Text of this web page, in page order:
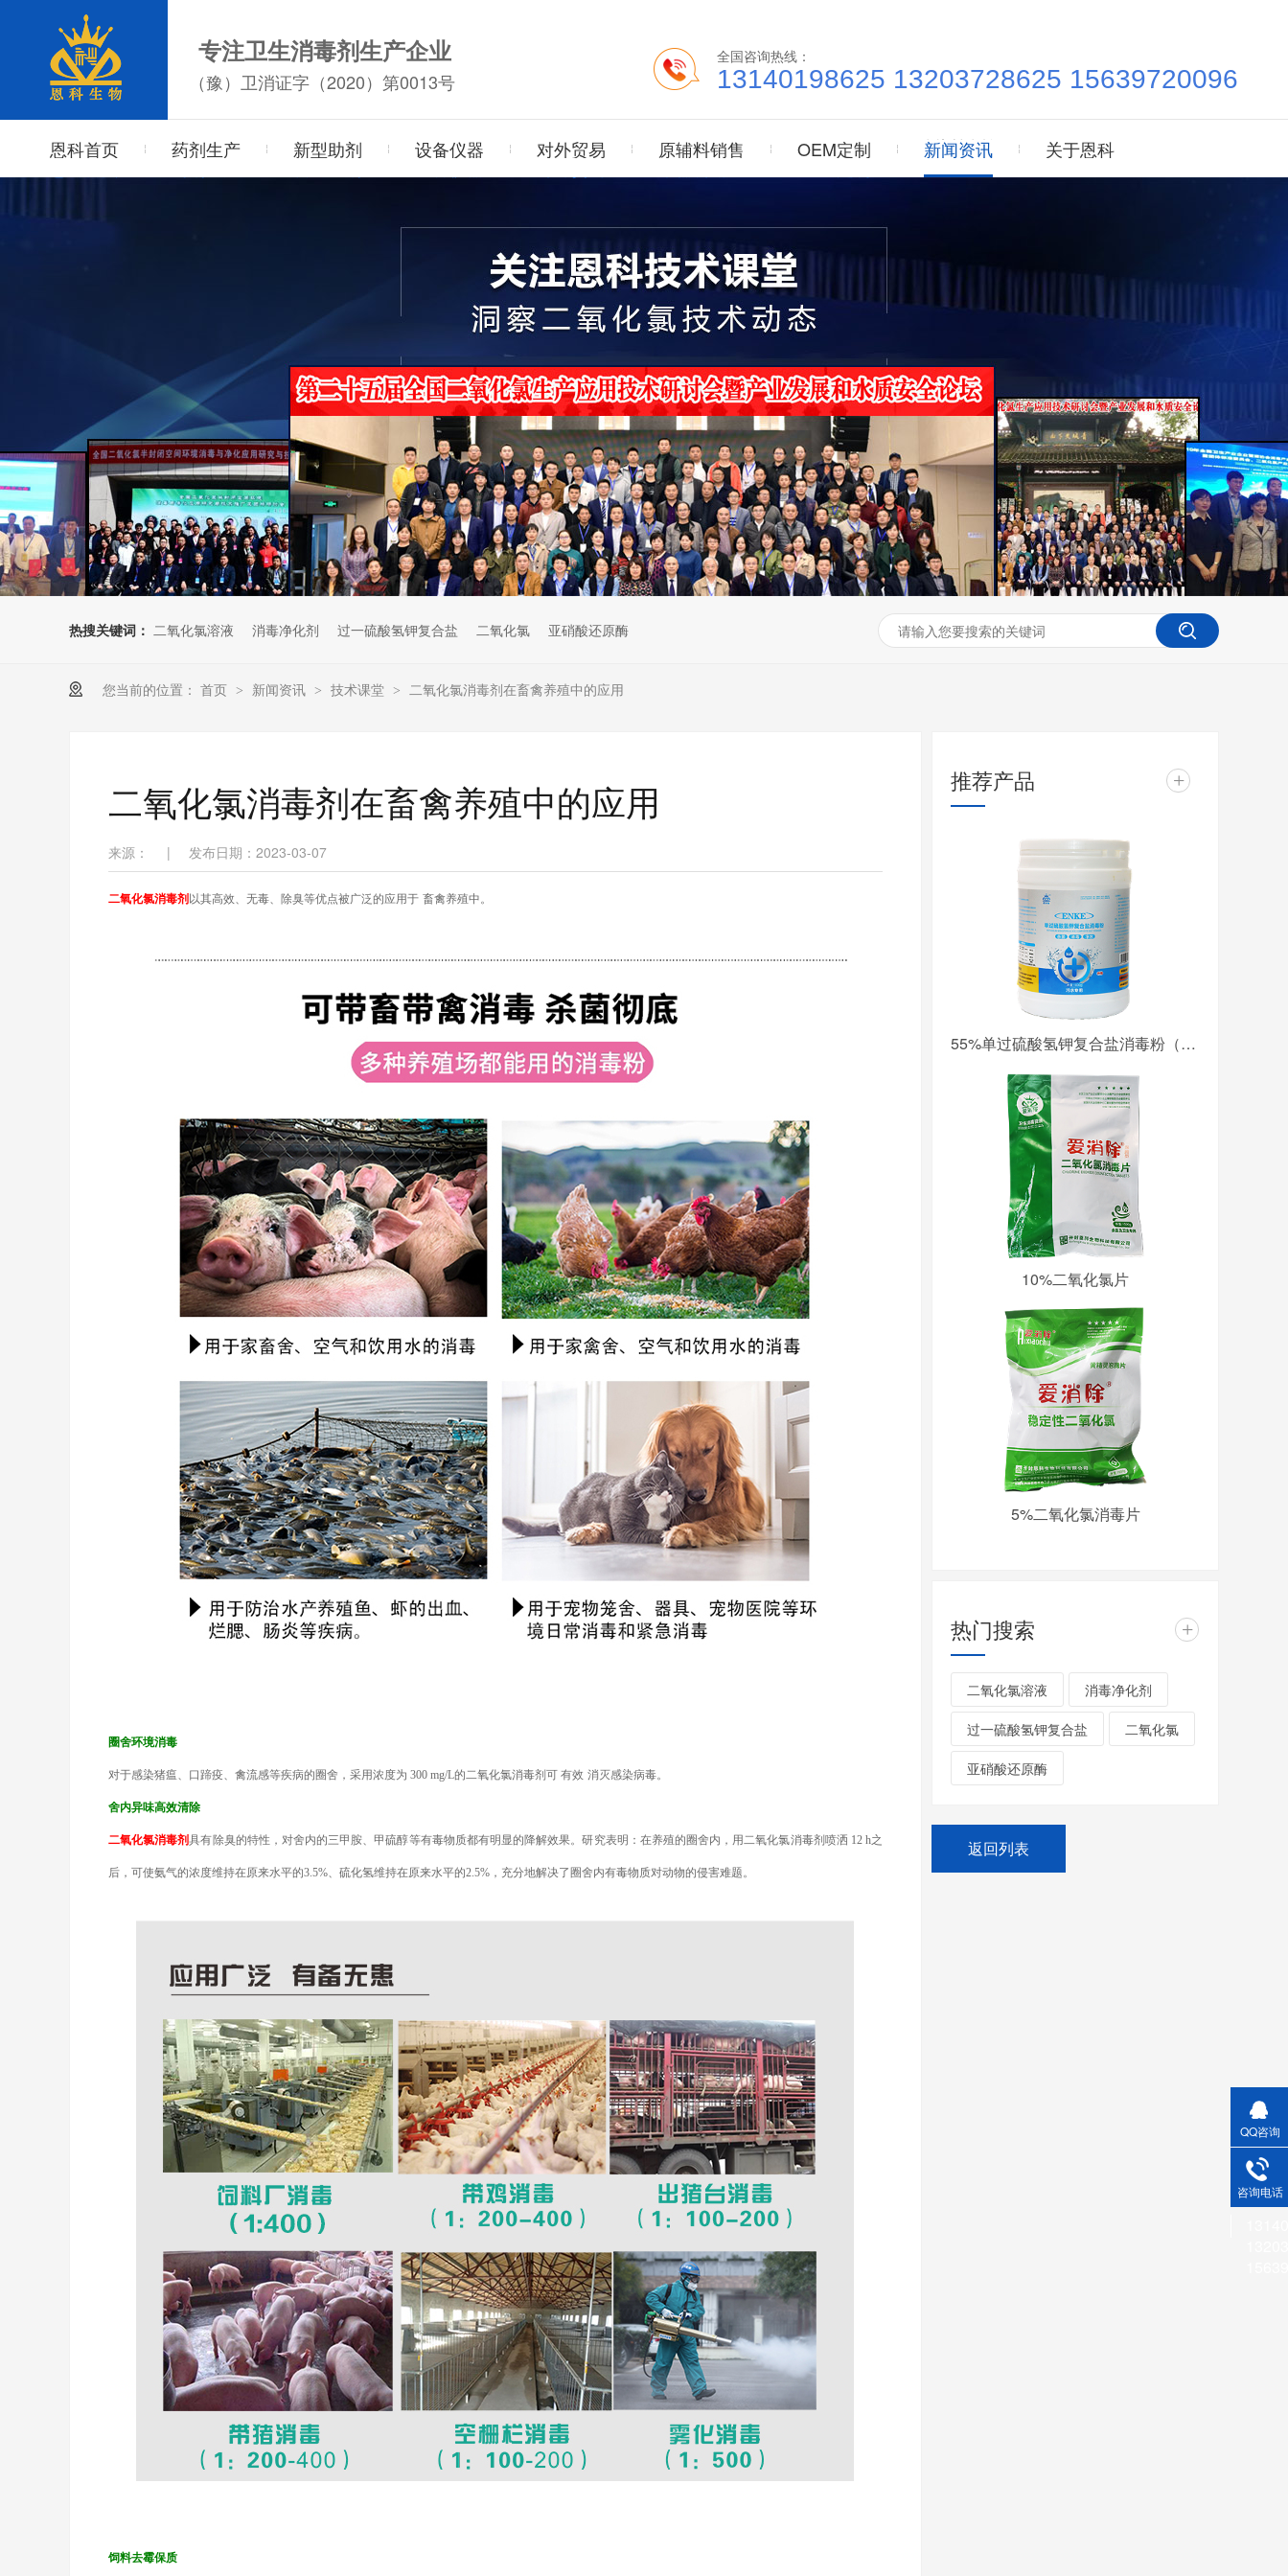
专注卫生消毒剂生产企业
（豫）卫消证字（2020）第0013号
全国咨询热线：
13140198625 13203728625 15639720096
恩科首页 药剂生产 新型助剂 设备仪器 对外贸易 原辅料销售 OEM定制 关于恩科
热搜关键词： 二氧化氯溶液 消毒净化剂 过一硫酸氢钾复合盐 二氧化氯 亚硝酸还原酶
您当前的位置： 首页 > 新闻资讯 > 技术课堂 > 二氧化氯消毒剂在畜禽养殖中的应用
二氧化氯消毒剂在畜禽养殖中的应用
来源： | 发布日期：2023-03-07
二氧化氯消毒剂 以其高效、无毒、除臭等优点被广泛的应用于 畜禽养殖中。
圈舍环境消毒
对于感染猪瘟、口蹄疫、禽流感等疾病的圈舍，采用浓度为 300 mg/L的二氧化氯消毒剂可 有效 消灭感染病毒。
舍内异味高效清除
二氧化氯消毒剂具有除臭的特性，对舍内的三甲胺、甲硫醇等有毒物质都有明显的降解效果。研究表明：在养殖的圈舍内，用二氧化氯消毒剂喷洒 12 h之
后，可使氨气的浓度维持在原来水平的3.5%、硫化氢维持在原来水平的2.5%，充分地解决了圈舍内有毒物质对动物的侵害难题。
饲料去霉保质
推荐产品 +
55%单过硫酸氢钾复合盐消毒粉（污水专用）
10%二氧化氯片
5%二氧化氯消毒片
热门搜索 +
二氧化氯溶液 消毒净化剂
过一硫酸氢钾复合盐 二氧化氯
亚硝酸还原酶
返回列表
QQ咨询
咨询电话